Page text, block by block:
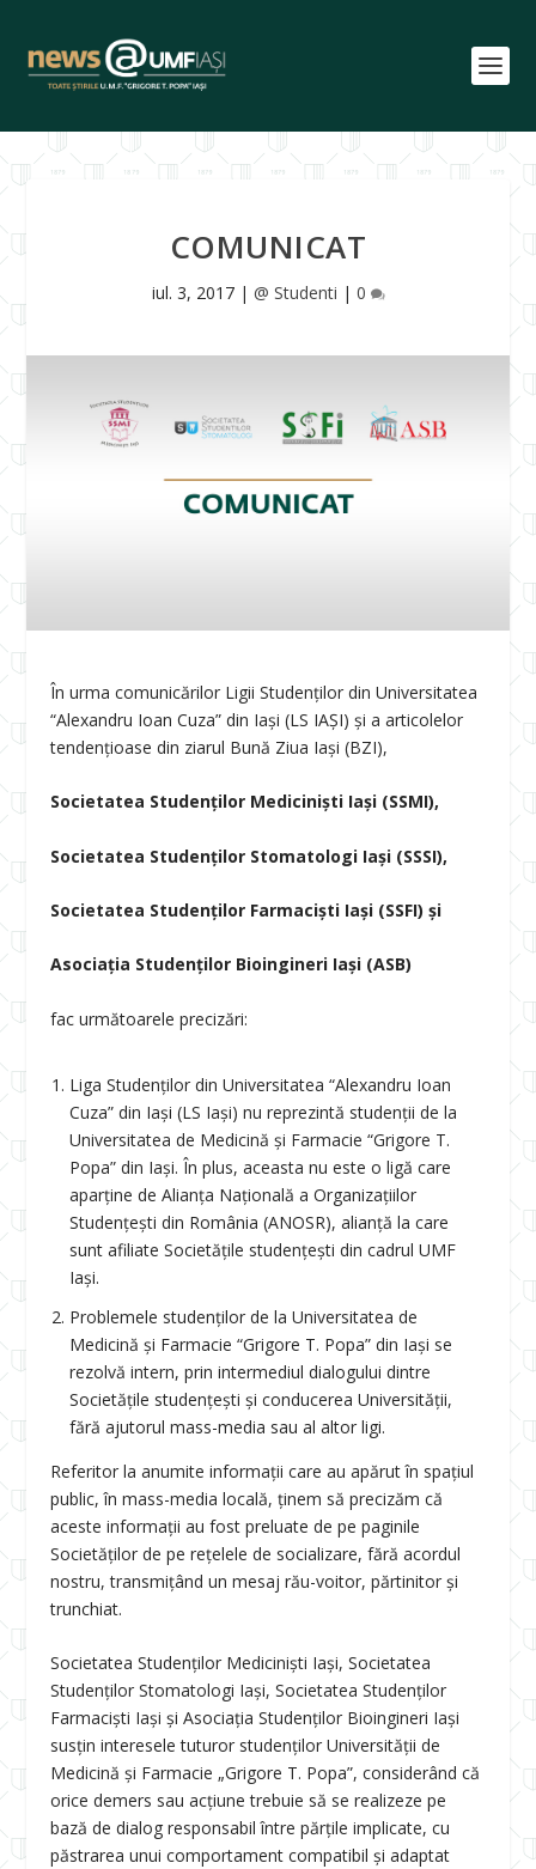
COMUNICAT
iul. 3, 2017| @ Studenti | 0
În urma comunicărilor Ligii Studenților din Universitatea
“Alexandru Ioan Cuza” din Iași (LS IAȘI) și a articolelor
tendențioase din ziarul Bună Ziua Iași (BZI),
Societatea Studenților Mediciniști Iași (SSMI),
Societatea Studenților Stomatologi Iași (SSSI),
Societatea Studenților Farmaciști Iași (SSFI) și
Asociația Studenților Bioingineri Iași (ASB)
fac următoarele precizări:
Liga Studenților din Universitatea “Alexandru Ioan
Cuza” din Iași (LS Iași) nu reprezintă studenții de la
Universitatea de Medicină și Farmacie “Grigore T.
Popa” din Iași. În plus, aceasta nu este o ligă care
aparține de Alianța Națională a Organizațiilor
Studențești din România (ANOSR), alianță la care
sunt afiliate Societățile studențești din cadrul UMF
Iași.
Problemele studenților de la Universitatea de
Medicină și Farmacie “Grigore T. Popa” din Iași se
rezolvă intern, prin intermediul dialogului dintre
Societățile studențești și conducerea Universității,
fără ajutorul mass-media sau al altor ligi.
Referitor la anumite informații care au apărut în spațiul
public, în mass-media locală, ținem să precizăm că
aceste informații au fost preluate de pe paginile
Societăților de pe rețelele de socializare, fără acordul
nostru, transmițând un mesaj rău-voitor, părtinitor și
trunchiat.
Societatea Studenților Mediciniști Iași, Societatea
Studenților Stomatologi Iași, Societatea Studenților
Farmaciști Iași și Asociația Studenților Bioingineri Iași
susțin interesele tuturor studenților Universității de
Medicină și Farmacie „Grigore T. Popa”, considerând că
orice demers sau acțiune trebuie să se realizeze pe
bază de dialog responsabil între părțile implicate, cu
păstrarea unui comportament compatibil și adaptat